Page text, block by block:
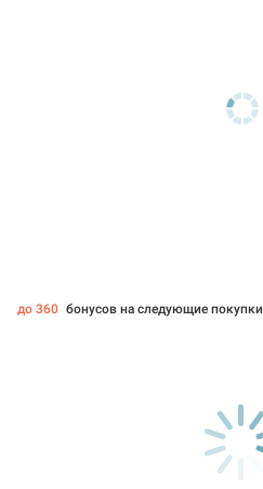
до 360 бонусов на следующие покупки